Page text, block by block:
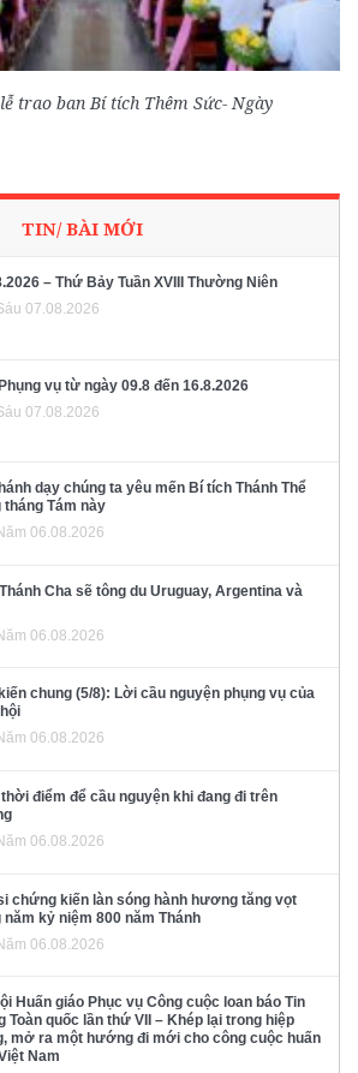
trao ban Bí tích Thêm Sức- Ngày
TIN/ BÀI MỚI
– Thứ Bảy Tuần XVIII Thường Niên
07.08.2026
vụ từ ngày 09.8 đến 16.8.2026
07.08.2026
dạy chúng ta yêu mến Bí tích Thánh Thể
tháng Tám này
06.08.2026
Cha sẽ tông du Uruguay, Argentina và
06.08.2026
chung (5/8): Lời cầu nguyện phụng vụ của
06.08.2026
thời điểm để cầu nguyện khi đang đi trên
06.08.2026
chứng kiến làn sóng hành hương tăng vọt
năm kỷ niệm 800 năm Thánh
06.08.2026
Huấn giáo Phục vụ Công cuộc loan báo Tin
Toàn quốc lần thứ VII – Khép lại trong hiệp
mở ra một hướng đi mới cho công cuộc huấn
Nam